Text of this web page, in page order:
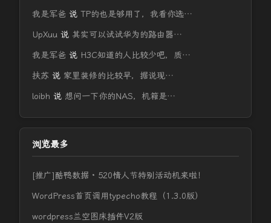
我是军爸 说 TP的也是够用了，我看你选…
UpXuu 说 其实可以试试华为的路由器…
我是军爸 说 H3C知道的人比较少吧，质…
扶苏 说 家里装修的比较早，据说现…
loibh 说 想问一下你的NAS，机箱是…
浏览最多
[推广]酷鸭数据 · 520情人节特别活动机来啦！
WordPress首页调用typecho教程（1.3.0版）
wordpress兰空图床插件V2版